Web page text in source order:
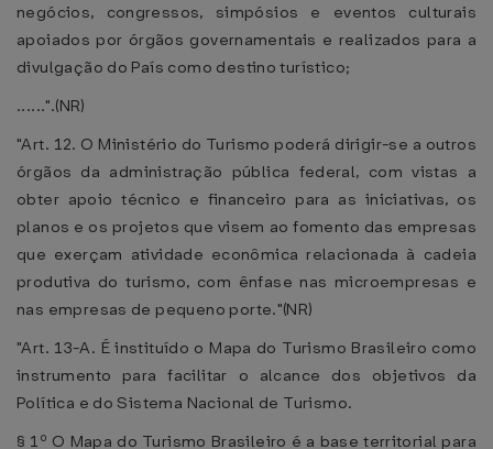
negócios, congressos, simpósios e eventos culturais
apoiados por órgãos governamentais e realizados para a
divulgação do País como destino turístico;
......".(NR)
"Art. 12. O Ministério do Turismo poderá dirigir-se a outros
órgãos da administração pública federal, com vistas a
obter apoio técnico e financeiro para as iniciativas, os
planos e os projetos que visem ao fomento das empresas
que exerçam atividade econômica relacionada à cadeia
produtiva do turismo, com ênfase nas microempresas e
nas empresas de pequeno porte."(NR)
"Art. 13-A. É instituído o Mapa do Turismo Brasileiro como
instrumento para facilitar o alcance dos objetivos da
Política e do Sistema Nacional de Turismo.
§ 1º O Mapa do Turismo Brasileiro é a base territorial para